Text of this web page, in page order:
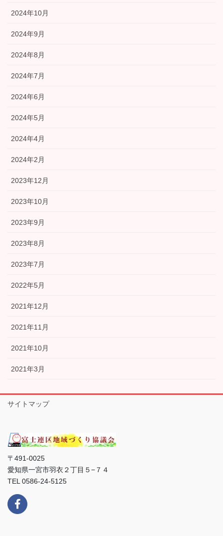
2024年10月
2024年9月
2024年8月
2024年7月
2024年6月
2024年5月
2024年4月
2024年2月
2023年12月
2023年10月
2023年9月
2023年8月
2023年7月
2022年5月
2021年12月
2021年11月
2021年10月
2021年3月
サイトマップ
〒491-0025
愛知県一宮市羽衣２丁目５−７４
TEL 0586-24-5125